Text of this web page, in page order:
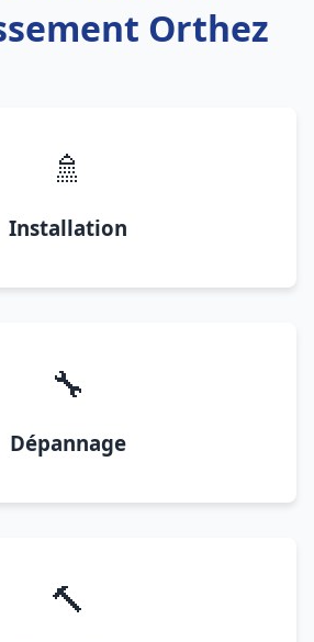
Orthez
🚿
Installation
🔧
Dépannage
🔨